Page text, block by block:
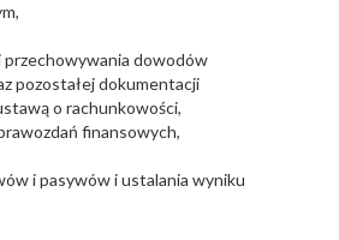
przechowywania dowodów
pozostałej dokumentacji
o rachunkowości,
finansowych,
i pasywów i ustalania wyniku